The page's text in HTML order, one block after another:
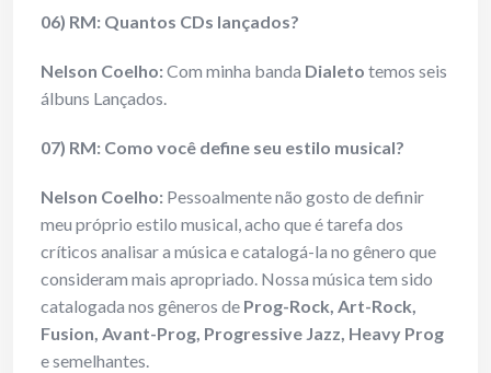
06) RM: Quantos CDs lançados?
Nelson Coelho:Com minha banda Dialeto temos seis
álbuns Lançados.
07) RM: Como você define seu estilo musical?
Nelson Coelho: Pessoalmente não gosto de definir
meu próprio estilo musical, acho que é tarefa dos
críticos analisar a música e catalogá-la no gênero que
consideram mais apropriado. Nossa música tem sido
catalogada nos gêneros de Prog-Rock, Art-Rock,
Fusion, Avant-Prog, Progressive Jazz, Heavy Prog
e semelhantes.